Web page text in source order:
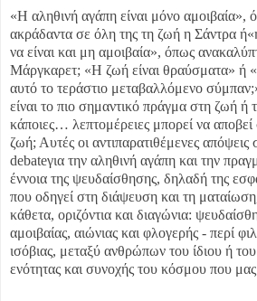
«Η αληθινή αγάπη είναι μόνο αμοιβαία»,
ακράδαντα σε όλη της τη ζωή η Σάντρα
να είναι και μη αμοιβαία», όπως
Μάργκαρετ; «Η ζωή είναι θραύσματα» ή
αυτό το τεράστιο μεταβαλλόμενο
είναι το πιο σημαντικό πράγμα στη ζωή ή
κάποιες… λεπτομέρειες μπορεί να αποβεί
ζωή; Αυτές οι αντιπαρατιθέμενες απόψεις
debateγια την αληθινή αγάπη και την
έννοια της ψευδαίσθησης, δηλαδή της
που οδηγεί στη διάψευση και τη
κάθετα, οριζόντια και διαγώνια:
αμοιβαίας, αιώνιας και φλογερής - περί
ισόβιας, μεταξύ ανθρώπων του ίδιου ή
ενότητας και συνοχής του κόσμου που μας